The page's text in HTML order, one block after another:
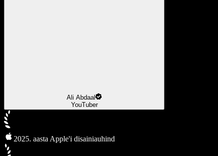
Ali Abdaal
YouTuber
2025. aasta Apple'i disainiauhind